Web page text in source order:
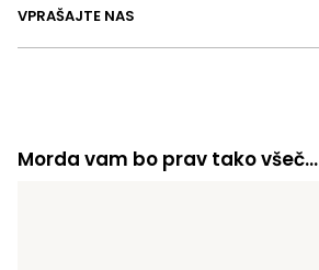
VPRAŠAJTE NAS
Morda vam bo prav tako všeč…